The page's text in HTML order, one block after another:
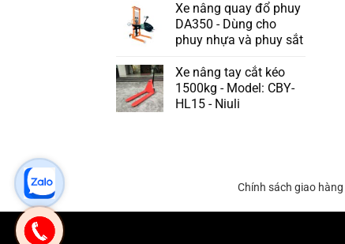
Xe nâng quay đổ phuy
DA350 - Dùng cho
phuy nhựa và phuy sắt
Xe nâng tay cắt kéo
1500kg - Model: CBY-
HL15 - Niuli
Chính sách giao hàng